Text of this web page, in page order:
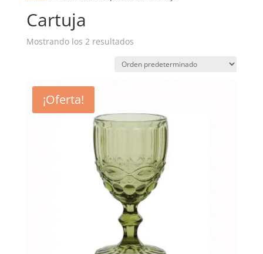
Cartuja
Mostrando los 2 resultados
¡Oferta!